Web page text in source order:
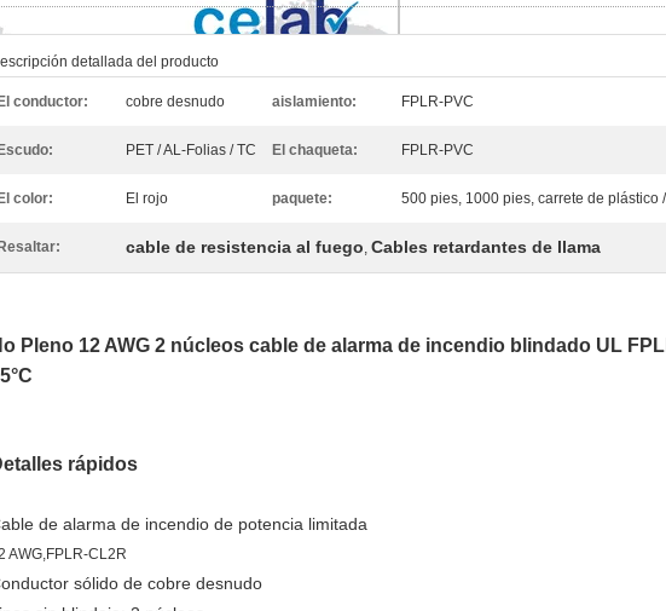
detallada del producto
El conductor: cobre desnudo aislamiento: FPLR-PVC
Escudo: PET / AL-Folias / TC El chaqueta: FPLR-PVC
El color: El rojo paquete: 500 pies, 1000 pies, carrete de plástico
Resaltar: cable de resistencia al fuego, Cables retardantes de llama
Pleno 12 AWG 2 núcleos cable de alarma de incendio blindado UL
rápidos
de alarma de incendio de potencia limitada
AWG,FPLR-CL2R
sólido de cobre desnudo